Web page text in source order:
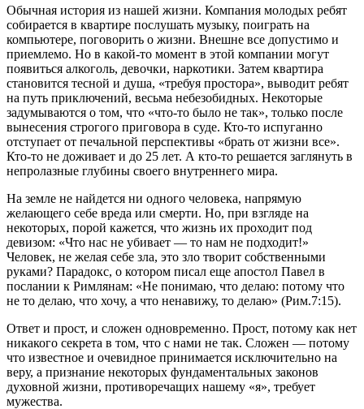
Обычная история из нашей жизни. Компания молодых ребят
собирается в квартире послушать музыку, поиграть на
компьютере, поговорить о жизни. Внешне все допустимо и
приемлемо. Но в какой-то момент в этой компании могут
появиться алкоголь, девочки, наркотики. Затем квартира
становится тесной и душа, «требуя простора», выводит ребят
на путь приключений, весьма небезобидных. Некоторые
задумываются о том, что «что-то было не так», только после
вынесения строгого приговора в суде. Кто-то испуганно
отступает от печальной перспективы «брать от жизни все».
Кто-то не доживает и до 25 лет. А кто-то решается заглянуть в
непролазные глубины своего внутреннего мира.
На земле не найдется ни одного человека, напрямую
желающего себе вреда или смерти. Но, при взгляде на
некоторых, порой кажется, что жизнь их проходит под
девизом: «Что нас не убивает — то нам не подходит!»
Человек, не желая себе зла, это зло творит собственными
руками? Парадокс, о котором писал еще апостол Павел в
послании к Римлянам: «Не понимаю, что делаю: потому что
не то делаю, что хочу, а что ненавижу, то делаю» (Рим.7:15).
Ответ и прост, и сложен одновременно. Прост, потому как нет
никакого секрета в том, что с нами не так. Сложен — потому
что известное и очевидное принимается исключительно на
веру, а признание некоторых фундаментальных законов
духовной жизни, противоречащих нашему «я», требует
мужества.